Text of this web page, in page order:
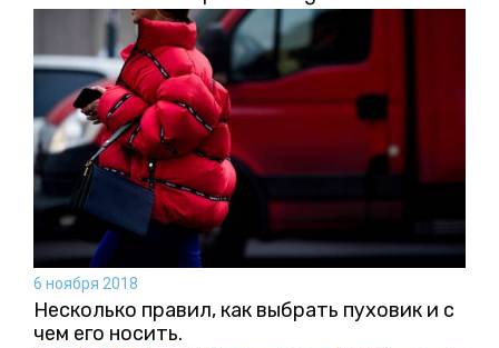
6 ноября 2018
Несколько правил, как выбрать пуховик и с
чем его носить.